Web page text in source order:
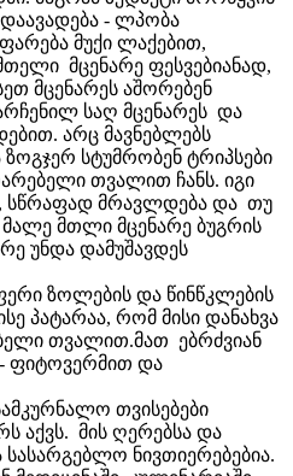
- ლპობა
მუქი ლაქებით,
მცენარე ფესვებიანად,
მცენარეს აშორებენ
საღ მცენარეს და
არც მავნებლებს
ზოგჯერ სტუმრობენ ტრიპსები
თვალით ჩანს. იგი
სწრაფად მრავლდება და თუ
მთლი მცენარე ბუგრის
უნდა დამუშავდეს
ზოლების და წინწკლების
პატარაა, რომ მისი დანახვა
თვალით.მათ ებრძვიან
- ფიტოვერმით და
თვისებები
აქვს. მის ღერებსა და
ნივთიერებებია.